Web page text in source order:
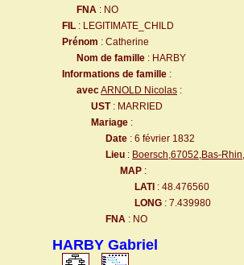
FNA : NO
FIL : LEGITIMATE_CHILD
Prénom : Catherine
Nom de famille : HARBY
Informations de famille :
avecARNOLD Nicolas :
UST: MARRIED
Mariage :
Date : 6 février 1832
Lieu : Boersch,67052,Bas-
MAP :
LATI : 48.476560
LONG : 7.439980
FNA : NO
HARBY Gabriel